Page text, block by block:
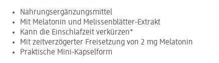
Nahrungsergänzungsmittel
Mit Melatonin und Melissenblätter-Extrakt
Kann die Einschlafzeit verkürzen*
Mit zeitverzögerter Freisetzung von 2 mg Melatonin
Praktische Mini-Kapselform